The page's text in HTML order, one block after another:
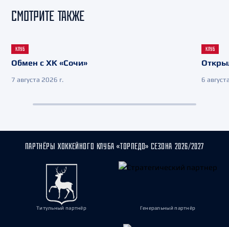
СМОТРИТЕ ТАКЖЕ
КЛУБ
Обмен с ХК «Сочи»
7 августа 2026 г.
КЛУБ
6
ПАРТНЁРЫ ХОККЕЙНОГО КЛУБА «ТОРПЕДО» СЕЗОНА 2026/2027
Титульный партнёр Генеральный партнёр